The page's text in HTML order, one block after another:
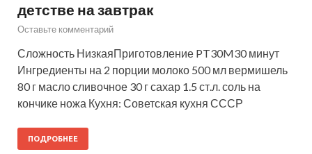
детстве на завтрак
Оставьте комментарий
Сложность НизкаяПриготовление PT30M30 минут
Ингредиенты на 2 порции молоко 500 мл вермишель
80 г масло сливочное 30 г сахар 1.5 ст.л. соль на
кончике ножа Кухня: Советская кухня СССР
ПОДРОБНЕЕ